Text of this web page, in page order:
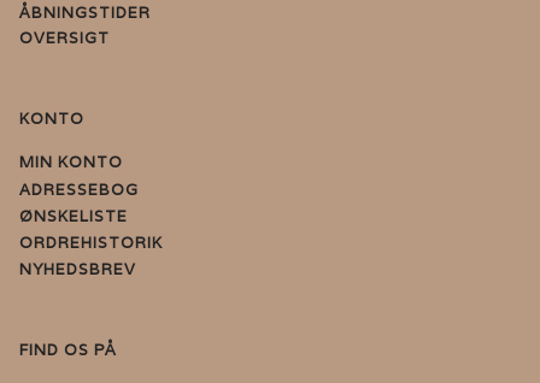
ÅBNINGSTIDER
OVERSIGT
KONTO
MIN KONTO
ADRESSEBOG
ØNSKELISTE
ORDREHISTORIK
NYHEDSBREV
FIND OS PÅ